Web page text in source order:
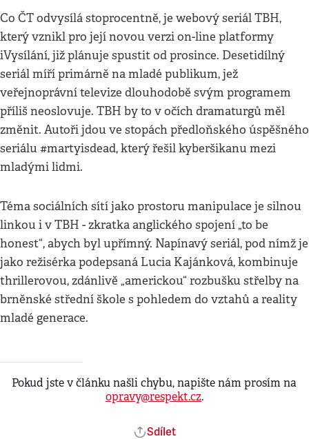
Co ČT odvysílá stoprocentně, je webový seriál TBH,
který vznikl pro její novou verzi on-line platformy
iVysílání, již plánuje spustit od prosince. Desetidílný
seriál míří primárně na mladé publikum, jež
veřejnoprávní televize dlouhodobě svým programem
příliš neoslovuje. TBH by to v očích dramaturgů měl
změnit. Autoři jdou ve stopách předloňského úspěšného
seriálu #martyisdead, který řešil kyberšikanu mezi
mladými lidmi.
Téma sociálních sítí jako prostoru manipulace je silnou
linkou i v TBH - zkratka anglického spojení „to be
honest“, abych byl upřímný. Napínavý seriál, pod nímž je
jako režisérka podepsaná Lucia Kajánková, kombinuje
thrillerovou, zdánlivě „americkou“ rozbušku střelby na
brněnské střední škole s pohledem do vztahů a reality
mladé generace.
Pokud jste v článku našli chybu, napište nám prosím na
opravy@respekt.cz.
Sdílet